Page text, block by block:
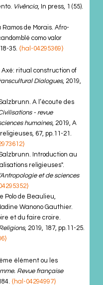
Vivência, In press, 1 (55).
de Morais. Afro-
como valor
35. ⟨hal-04295369⟩
ritual construction of
Dialogues, 2019,
A l’écoute des
- revue
humaines, 2019, A
67, pp.11-21.
Introduction au
religieuses".
et de sciences
Polo de Beaulieu,
Wanono Gauthier.
et du faire croire.
, 2019, 187, pp.11-25.
élément ou les
Revue française
⟨hal-04294997⟩